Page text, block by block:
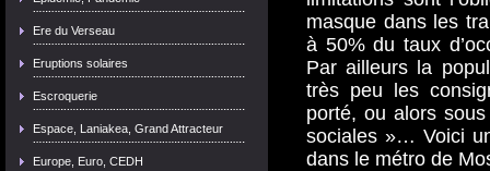
Ere du Verseau
Eruptions solaires
Escroquerie
Espace, Laniakea, Grand Attracteur
Europe, Euro, CEDH
masque dans les
à 50% du taux
Par ailleurs la
très peu les
porté, ou alors
sociales »… Voici
dans le métro de